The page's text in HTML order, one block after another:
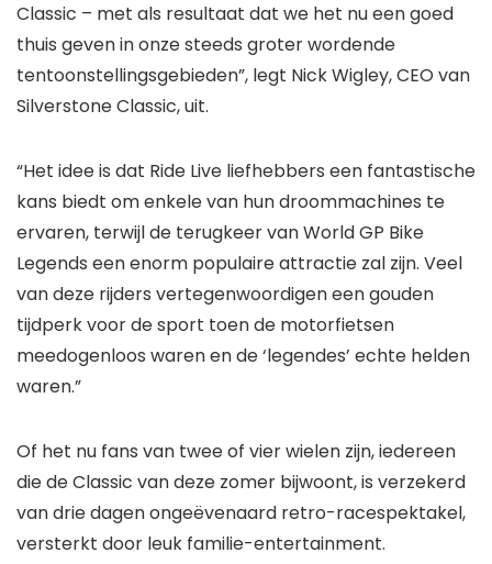
Classic – met als resultaat dat we het nu een goed
thuis geven in onze steeds groter wordende
tentoonstellingsgebieden”, legt Nick Wigley, CEO van
Silverstone Classic, uit.
“Het idee is dat Ride Live liefhebbers een fantastische
kans biedt om enkele van hun droommachines te
ervaren, terwijl de terugkeer van World GP Bike
Legends een enorm populaire attractie zal zijn. Veel
van deze rijders vertegenwoordigen een gouden
tijdperk voor de sport toen de motorfietsen
meedogenloos waren en de ‘legendes’ echte helden
waren.”
Of het nu fans van twee of vier wielen zijn, iedereen
die de Classic van deze zomer bijwoont, is verzekerd
van drie dagen ongeëvenaard retro-racespektakel,
versterkt door leuk familie-entertainment.